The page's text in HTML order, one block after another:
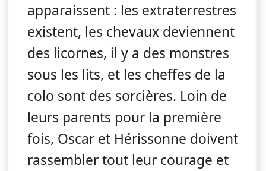
apparaissent : les extraterrestres
existent, les chevaux deviennent
des licornes, il y a des monstres
sous les lits, et les cheffes de la
colo sont des sorcières. Loin de
leurs parents pour la première
fois, Oscar et Hérissonne doivent
rassembler tout leur courage et